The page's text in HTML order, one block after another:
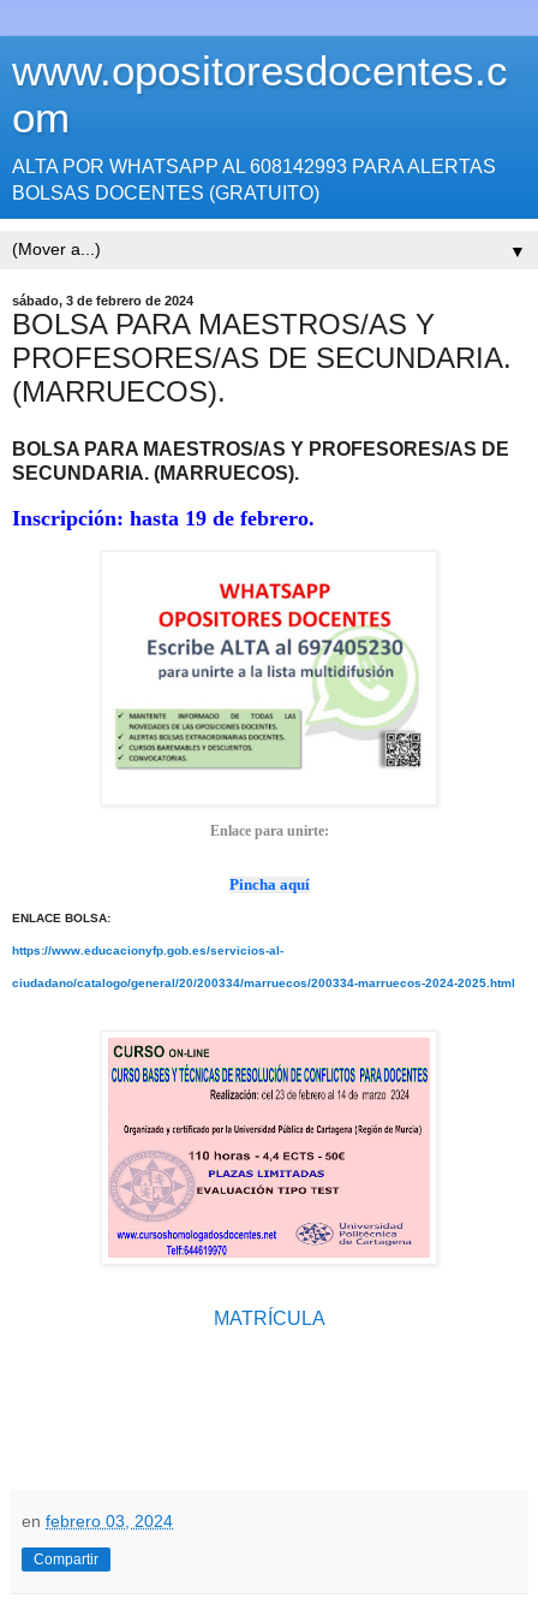
www.opositoresdocentes.c
om
ALTA POR WHATSAPP AL 608142993 PARA ALERTAS
BOLSAS DOCENTES (GRATUITO)
▼
sábado, 3 de febrero de 2024
BOLSA PARA MAESTROS/AS Y
PROFESORES/AS DE SECUNDARIA.
(MARRUECOS).
BOLSA PARA MAESTROS/AS Y PROFESORES/AS DE
SECUNDARIA. (MARRUECOS).
Inscripción: hasta 19 de febrero.
Enlace para unirte:
Pincha aquí
ENLACE BOLSA:
https://www.educacionyfp.gob.es/servicios-al-
ciudadano/catalogo/general/20/200334/marruecos/200334-marruecos-2024-2025.html
MATRÍCULA
en febrero 03, 2024
Compartir